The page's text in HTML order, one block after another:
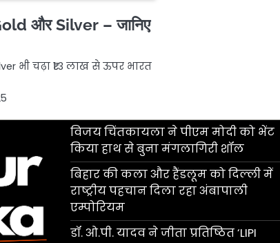
और Silver – जानिए
भी चढ़ा ₹1.3 लाख से ऊपर भारत
विजय चिंतकायला ने पीएम मोदी को भेंट
किया हाथ से बुना मंगलागिरी शॉल
बिहार की कला और हैंडलूम को दिल्ली में
राष्ट्रीय पहचान दिला रहा अंबापाली
एम्पोरियम
डॉ. ओ.पी. यादव ने जीता प्रतिष्ठित ‘LIPI